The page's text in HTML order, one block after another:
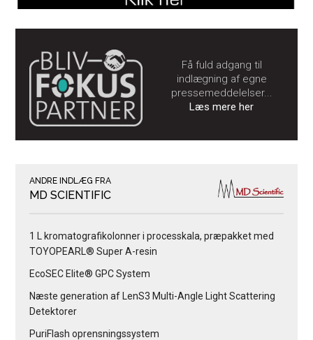
Få fuld adgang til
indlægning af egne
pressemeddelelser...
Læs mere her
ANDRE INDLÆG FRA
MD SCIENTIFIC
1 L kromatografikolonner i processkala, præpakket med
TOYOPEARL® Super A-resin
EcoSEC Elite® GPC System
Næste generation af LenS3 Multi-Angle Light Scattering
Detektorer
PuriFlash oprensningssystem